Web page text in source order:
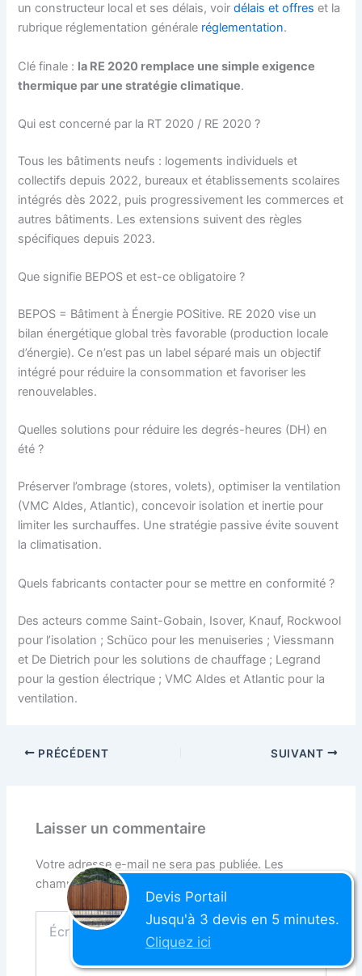
Devis Portail
Jusqu'à 3 devis en 5 minutes.
Cliquez ici
un constructeur local et ses délais, voirdélais et offres et la
rubrique réglementation générale réglementation.
Clé finale : la RE 2020 remplace une simple exigence
thermique par une stratégie climatique.
Qui est concerné par la RT 2020 / RE 2020 ?
Tous les bâtiments neufs : logements individuels et
collectifs depuis 2022, bureaux et établissements scolaires
intégrés dès 2022, puis progressivement les commerces et
autres bâtiments. Les extensions suivent des règles
spécifiques depuis 2023.
Que signifie BEPOS et est-ce obligatoire ?
BEPOS = Bâtiment à Énergie POSitive. RE 2020 vise un
bilan énergétique global très favorable (production locale
d’énergie). Ce n’est pas un label séparé mais un objectif
intégré pour réduire la consommation et favoriser les
renouvelables.
Quelles solutions pour réduire les degrés-heures (DH) en
été ?
Préserver l’ombrage (stores, volets), optimiser la ventilation
(VMC Aldes, Atlantic), concevoir isolation et inertie pour
limiter les surchauffes. Une stratégie passive évite souvent
la climatisation.
Quels fabricants contacter pour se mettre en conformité ?
Des acteurs comme Saint-Gobain, Isover, Knauf, Rockwool
pour l’isolation ; Schüco pour les menuiseries ; Viessmann
et De Dietrich pour les solutions de chauffage ; Legrand
pour la gestion électrique ; VMC Aldes et Atlantic pour la
ventilation.
PRÉCÉDENT SUIVANT
Laisser un commentaire
Votre adresse e-mail ne sera pas publiée. Les
champs obligatoires sont indiqués avec
Écrivez
ici…